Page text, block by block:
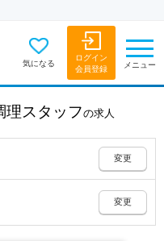
気になる
ログイン
会員登録
メニュー
理スタッフの求人
変更
変更